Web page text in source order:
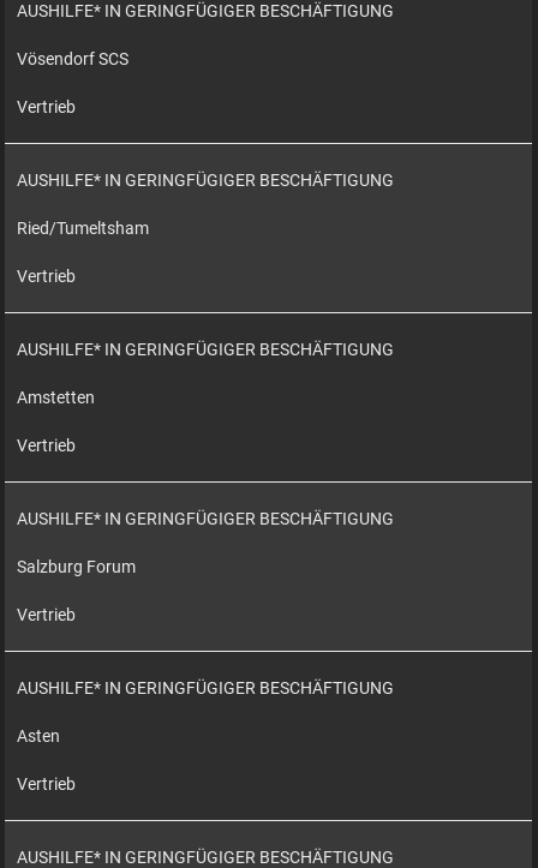
AUSHILFE* IN GERINGFÜGIGER BESCHÄFTIGUNG
Vösendorf SCS
Vertrieb
AUSHILFE* IN GERINGFÜGIGER BESCHÄFTIGUNG
Ried/Tumeltsham
Vertrieb
AUSHILFE* IN GERINGFÜGIGER BESCHÄFTIGUNG
Amstetten
Vertrieb
AUSHILFE* IN GERINGFÜGIGER BESCHÄFTIGUNG
Salzburg Forum
Vertrieb
AUSHILFE* IN GERINGFÜGIGER BESCHÄFTIGUNG
Asten
Vertrieb
AUSHILFE* IN GERINGFÜGIGER BESCHÄFTIGUNG